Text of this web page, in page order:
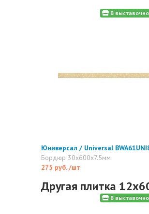
В
Юниверсал / Universal
Бордюр 30x600x7.5мм
275 руб./шт
Другая плитка
В